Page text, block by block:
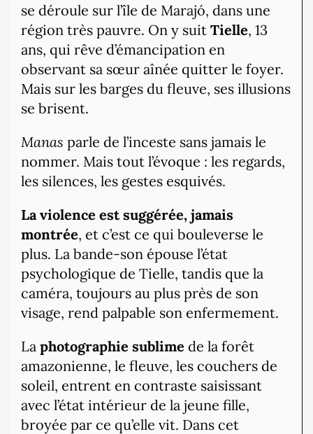
se déroule sur l’île de Marajó, dans une
région très pauvre. On y suit Tielle, 13
ans, qui rêve d’émancipation en
observant sa sœur aînée quitter le foyer.
Mais sur les barges du fleuve, ses illusions
se brisent.
Manas parle de l’inceste sans jamais le
nommer. Mais tout l’évoque : les regards,
les silences, les gestes esquivés.
La violence est suggérée, jamais
montrée, et c’est ce qui bouleverse le
plus. La bande-son épouse l’état
psychologique de Tielle, tandis que la
caméra, toujours au plus près de son
visage, rend palpable son enfermement.
La photographie sublime de la forêt
amazonienne, le fleuve, les couchers de
soleil, entrent en contraste saisissant
avec l’état intérieur de la jeune fille,
broyée par ce qu’elle vit. Dans cet